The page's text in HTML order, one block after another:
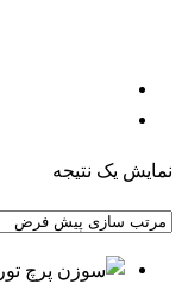
نمایش یک نتیجه